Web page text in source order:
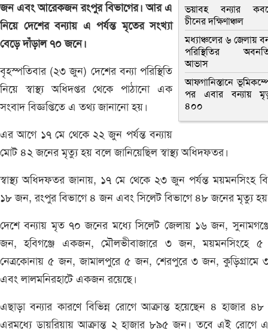
ভয়াবহ বন্যার
চীনের দক্ষিণাঞ্চল
মধ্যাঞ্চলের ৬ জেলায়
পরিস্থিতির
আভাস
আফগানিস্তানে
পর এবার বন্যায়
৪০০
জন এবং আরেকজন রংপুর বিভাগের। আর এ
নিয়ে দেশের বন্যায় এ পর্যন্ত মৃতের সংখ্যা
বেড়ে দাঁড়াল ৭০ জনে।
বৃহস্পতিবার (২৩ জুন) দেশের বন্যা পরিস্থিতি
নিয়ে স্বাস্থ্য অধিদপ্তর থেকে পাঠানো এক
সংবাদ বিজ্ঞপ্তিতে এ তথ্য জানানো হয়।
এর আগে ১৭ মে থেকে ২২ জুন পর্যন্ত বন্যায়
মোট ৪২ জনের মৃত্যু হয় বলে জানিয়েছিল স্বাস্থ্য অধিদফতর।
স্বাস্থ্য অধিদফতর জানায়, ১৭ মে থেকে ২৩ জুন পর্যন্ত ময়মনসিংহ
১৮ জন, রংপুর বিভাগে ৪ জন এবং সিলেট বিভাগে ৪৮ জনের মৃত্যু
দেশে বন্যায় মৃত ৭০ জনের মধ্যে সিলেট জেলায় ১৬ জন,
জন, হবিগঞ্জে একজন, মৌলভীবাজারে ৩ জন, ময়মনসিংহে
নেত্রকোনায় ৫ জন, জামালপুরে ৫ জন, শেরপুরে ৩ জন, কুড়িগ্রামে
এবং লালমনিরহাটে একজন রয়েছে।
এছাড়া বন্যার কারণে বিভিন্ন রোগে আক্রান্ত হয়েছেন ৪ হাজার
এরমধ্যে ডায়রিয়ায় আক্রান্ত ২ হাজার ৮৯৫ জন। তবে এই রোগে